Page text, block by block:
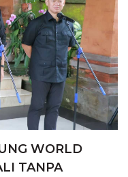
WORLD
TANPA